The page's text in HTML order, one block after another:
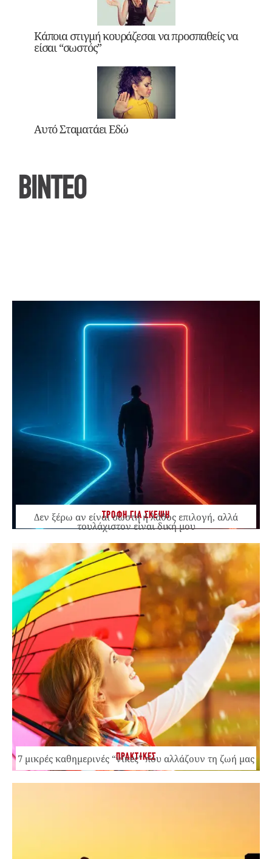
Κάποια στιγμή κουράζεσαι να προσπαθείς να
είσαι “σωστός”
Αυτό Σταματάει Εδώ
ΒΙΝΤΕΟ
ΤΡΟΦΗ ΓΙΑ ΣΚΕΨΗ
Δεν ξέρω αν είναι σωστή ή λάθος επιλογή, αλλά
τουλάχιστον είναι δική μου
ΠΡΑΚΤΙΚΕΣ
7 μικρές καθημερινές “νίκες” που αλλάζουν τη ζωή μας